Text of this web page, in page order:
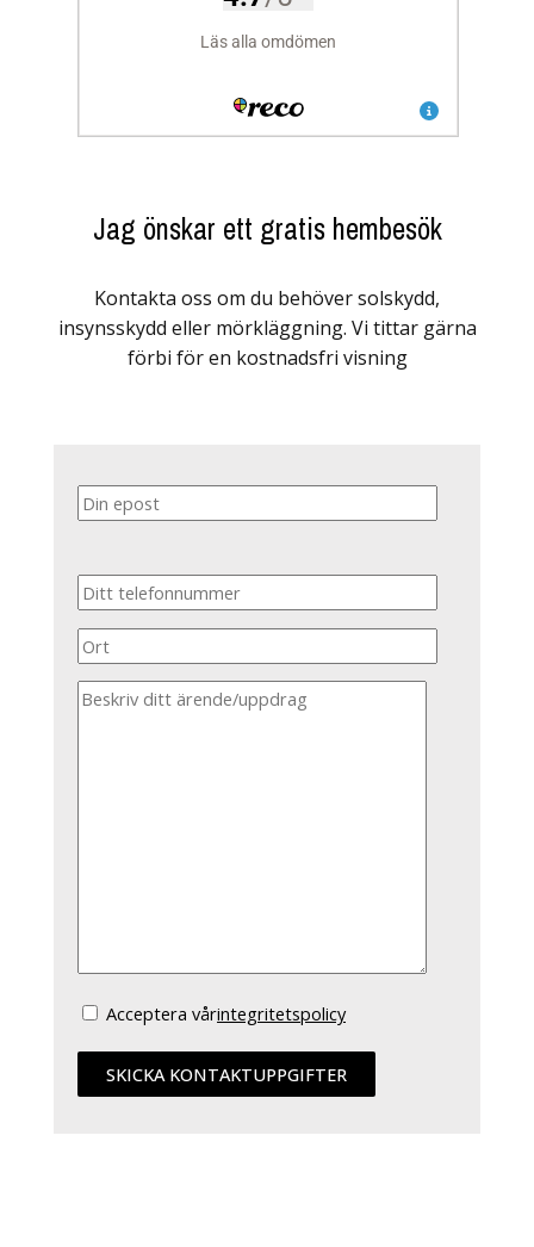
Jag önskar ett gratis hembesök
Kontakta oss om du behöver solskydd,
insynsskydd eller mörkläggning. Vi tittar gärna
förbi för en kostnadsfri visning
Acceptera vårintegritetspolicy